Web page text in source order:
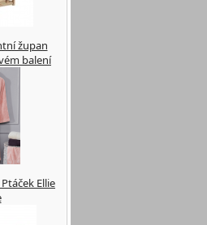
župan
balení
Ellie